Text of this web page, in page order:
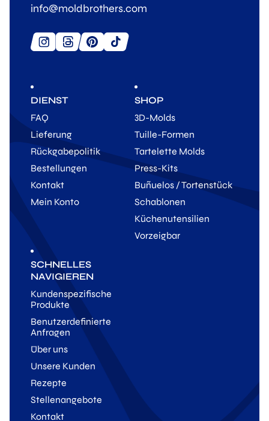
DIENST
FAQ
Lieferung
Rückgabepolitik
Bestellungen
Kontakt
Mein Konto
SHOP
3D-Molds
Tuille-Formen
Tartelette Molds
Press-Kits
Buñuelos / Tortenstück
Schablonen
Küchenutensilien
Vorzeigbar
SCHNELLES
NAVIGIEREN
Kundenspezifische
Produkte
Benutzerdefinierte
Anfragen
Über uns
Unsere Kunden
Rezepte
Stellenangebote
Kontakt
info@moldbrothers.com